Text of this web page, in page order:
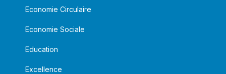
Economie Circulaire
Economie Sociale
Education
Excellence